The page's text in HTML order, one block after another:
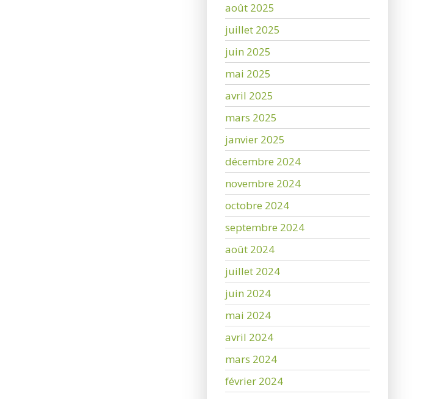
août 2025
juillet 2025
juin 2025
mai 2025
avril 2025
mars 2025
janvier 2025
décembre 2024
novembre 2024
octobre 2024
septembre 2024
août 2024
juillet 2024
juin 2024
mai 2024
avril 2024
mars 2024
février 2024